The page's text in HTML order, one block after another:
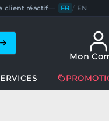
client réactif— FR / EN
Mon